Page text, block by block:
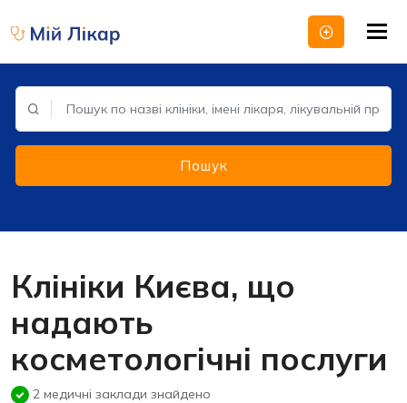
Пошук
Клініки Києва, що
надають
косметологічні послуги
2 медичні заклади знайдено